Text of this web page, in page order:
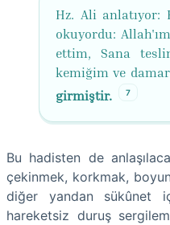
Hz. Ali anlatıyor:
okuyordu:
ettim, Sana
kemiğim ve
girmiştir.
7
Bu hadisten de
çekinmek, korkmak,
diğer yandan sükûnet
hareketsiz duruş